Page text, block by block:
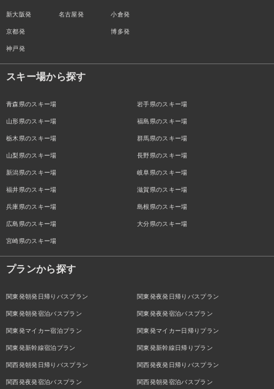
新大阪発
京都発
神戸発
名古屋発 小倉発
博多発
スキー場から探す
青森県のスキー場 岩手県のスキー場
山形県のスキー場 福島県のスキー場
栃木県のスキー場 群馬県のスキー場
山梨県のスキー場 長野県のスキー場
新潟県のスキー場 岐阜県のスキー場
福井県のスキー場 滋賀県のスキー場
兵庫県のスキー場 島根県のスキー場
広島県のスキー場 大分県のスキー場
宮崎県のスキー場
プランから探す
関東発朝発日帰りバスプラン 関東発夜発日帰りバスプラン
関東発朝発宿泊バスプラン 関東発夜発宿泊バスプラン
関東発マイカー宿泊プラン 関東発マイカー日帰りプラン
関東発新幹線宿泊プラン 関東発新幹線日帰りプラン
関西発朝発日帰りバスプラン 関西発夜発日帰りバスプラン
関西発夜発宿泊バスプラン 関西発朝発宿泊バスプラン